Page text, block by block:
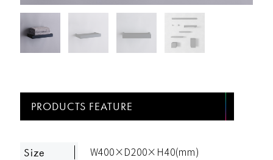
PRODUCTS FEATURE
Size W400×D200×H40(mm)